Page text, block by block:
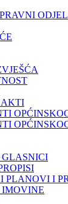
ODJEL
AKTI
PLANOVI I
IMOVINE